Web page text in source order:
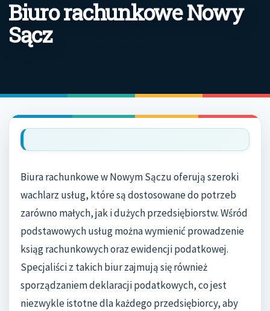
Biuro rachunkowe Nowy
Sącz
Biura rachunkowe w Nowym Sączu oferują szeroki
wachlarz usług, które są dostosowane do potrzeb
zarówno małych, jak i dużych przedsiębiorstw. Wśród
podstawowych usług można wymienić prowadzenie
ksiąg rachunkowych oraz ewidencji podatkowej.
Specjaliści z takich biur zajmują się również
sporządzaniem deklaracji podatkowych, co jest
niezwykle istotne dla każdego przedsiębiorcy, aby